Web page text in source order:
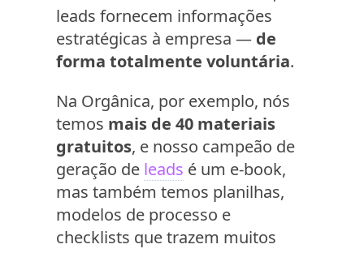
leads fornecem informações
estratégicas à empresa — de
forma totalmente voluntária.
Na Orgânica, por exemplo, nós
temos mais de 40 materiais
gratuitos, e nosso campeão de
geração de leads é um e-book,
mas também temos planilhas,
modelos de processo e
checklists que trazem muitos